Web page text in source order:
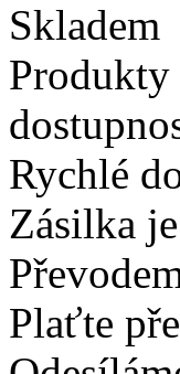
Skladem
Produkty
Rychlé
Zásilka
Plaťte